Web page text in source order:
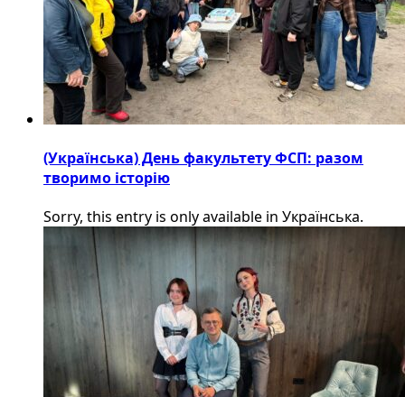
(Українська) День факультету ФСП: разом
творимо історію
Sorry, this entry is only available in Українська.